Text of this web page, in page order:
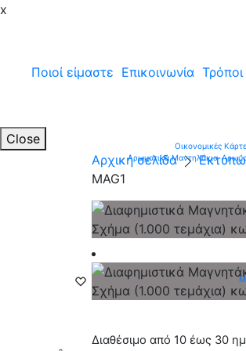
Ποιοί είμαστε Επικοινωνία
Οικονομικές
Αρωματικά Μαντηλάκια
x
Close
Αρχική σελίδα
MAG1
Διαθέσιμο από 10 έως 30